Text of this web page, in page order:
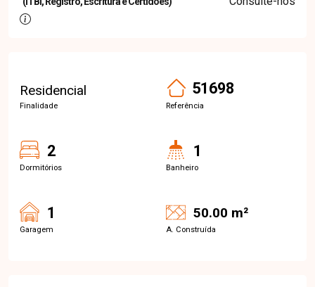
Residencial
Finalidade
51698
Referência
2
Dormitórios
1
Banheiro
1
Garagem
50.00 m²
A. Construída